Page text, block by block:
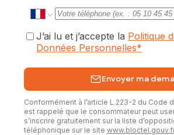
J’ai lu et j’accepte la Politique
Données Personnelles*
Envoyer ma
Conformément à l’article L.223-2 du Code
est rappelé que le consommateur peut
s’inscrire gratuitement sur la liste
téléphonique sur le site www.bloctel.gouv.fr